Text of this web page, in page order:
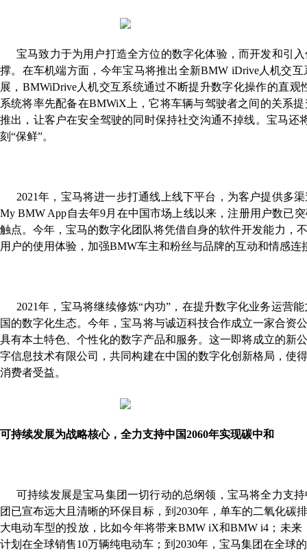
宝马致力于为用户打造全方位的数字化体验，而开发和引
撑。在车机端方面，今年宝马将推出全新BMW iDrive人机交
展，BMWiDrive人机交互系统通过不断提升数字化操作的直
系统将率先配备在BMWiX 上，它将车辆与驾驶者之间的关系
推出，让客户在安全驾驶的同时保持社交沟通不掉线。宝马
刻“保鲜”。
2021年，宝马将进一步打通线上线下平台，为客户提供多
My BMW App自去年9月在中国市场上线以来，注册用户数已突
触点。今年，宝马的数字化团队将凭借自身的软件开发能力，
用户的使用体验，加强BMW车主和粉丝与品牌的互动和情感连
2021年，宝马将继续修炼“内功”，在提升数字化业务运营
国的数字化生态。今年，宝马将与诚迈科技合作成立一家合资
具有本土特色、个性化的数字产品和服务。这一即将成立的新
字信息技术有限公司，共同构建在中国的数字化创新格局，使
消费者受益。
可持续发展为战略核心，全力支持中国2060年实现碳中和
可持续发展是宝马集团一切行动的总纲领，宝马将全力支
团已宣布远大且清晰的环保目标，到2030年，单车的二氧化碳
大电动车型的投放，比如今年将带来BMW iX和BMW i4 ；未
计划在全球销售10万辆纯电动车；到2030年，宝马集团在全球